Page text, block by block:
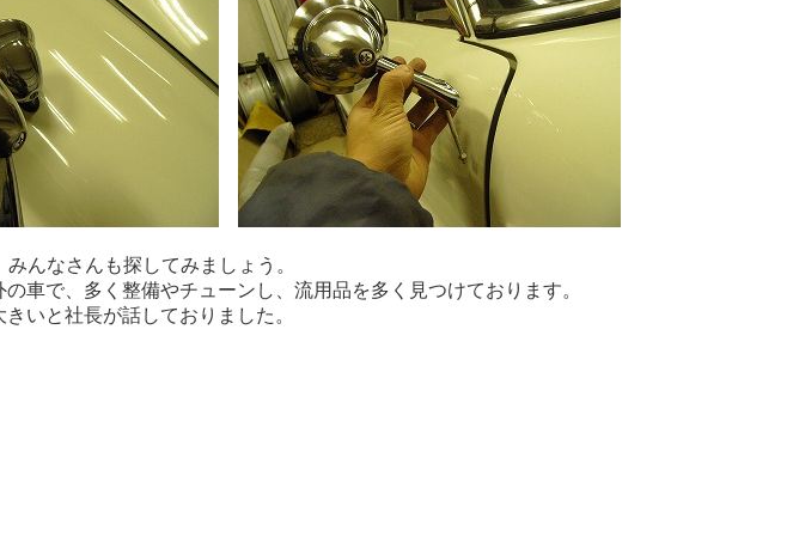
んなさんも探してみましょう。
車で、多く整備やチューンし、流用品を多く見つけております。
いと社長が話しておりました。